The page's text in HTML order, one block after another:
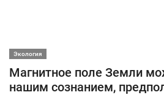
Экология
Магнитное поле Земли
нашим сознанием,